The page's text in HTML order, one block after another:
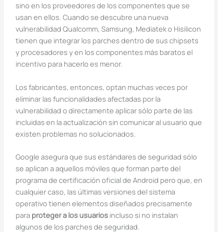
sino en los proveedores de los componentes que se
usan en ellos. Cuando se descubre una nueva
vulnerabilidad Qualcomm, Samsung, Mediatek o Hisilicon
tienen que integrar los parches dentro de sus chipsets
y procesadores y en los componentes más baratos el
incentivo para hacerlo es menor.
Los fabricantes, entonces, optan muchas veces por
eliminar las funcionalidades afectadas por la
vulnerabilidad o directamente aplicar sólo parte de las
incluidas en la actualización sin comunicar al usuario que
existen problemas no solucionados.
Google asegura que sus estándares de seguridad sólo
se aplican a aquellos móviles que forman parte del
programa de certificación oficial de Android pero que, en
cualquier caso, las últimas versiones del sistema
operativo tienen elementos diseñados precisamente
para proteger a los usuariosincluso si no instalan
algunos de los parches de seguridad.